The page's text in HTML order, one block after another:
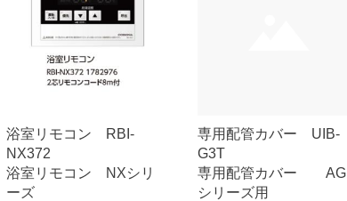
浴室リモコン RBI-
NX372
浴室リモコン NXシリ
ーズ
専用配管カバー UIB-
G3T
専用配管カバー AG
シリーズ用